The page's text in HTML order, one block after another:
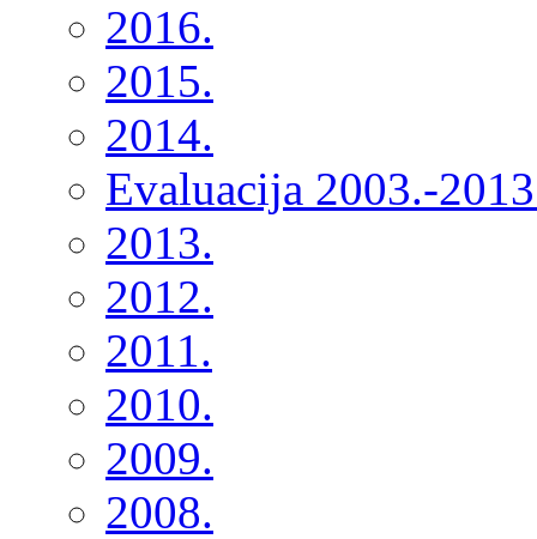
2016.
2015.
2014.
Evaluacija 2003.-
2013.
2012.
2011.
2010.
2009.
2008.